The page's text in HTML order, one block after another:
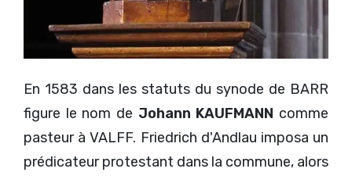
En 1583 dans les statuts du synode de BARR
figure le nom de Johann KAUFMANN comme
pasteur à VALFF. Friedrich d'Andlau imposa un
prédicateur protestant dans la commune, alors